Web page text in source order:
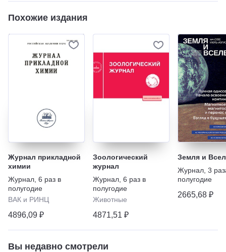
Похожие издания
Журнал прикладной
химии
Журнал 6 раз в
полугодие
ВАК и РИНЦ
4896,09 ₽
Зоологический
журнал
Журнал 6 раз в
полугодие
Животные
4871,51 ₽
Земля и
Журнал 3
полугодие
2665,68 ₽
Вы недавно смотрели